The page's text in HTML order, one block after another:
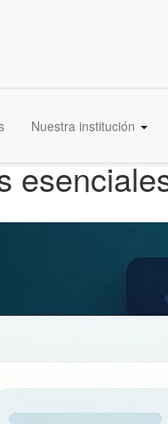
Nuestra institución